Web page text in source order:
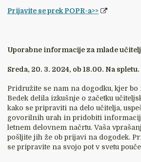
Prijavite se prek POPR-a>>
Uporabne informacije za mlade
Sreda, 20. 3. 2024, ob 18.00. Na spletu.
Pridružite se nam na dogodku, kjer
Bedek delila izkušnje o začetku
kako se pripraviti na delo učitelja,
govorilnih urah in pridobiti
letnem delovnem načrtu. Vaša
pošljite jih že ob prijavi na dogodek.
se pripravite na svojo pot v svetu